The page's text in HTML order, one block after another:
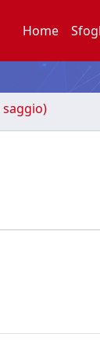
Home